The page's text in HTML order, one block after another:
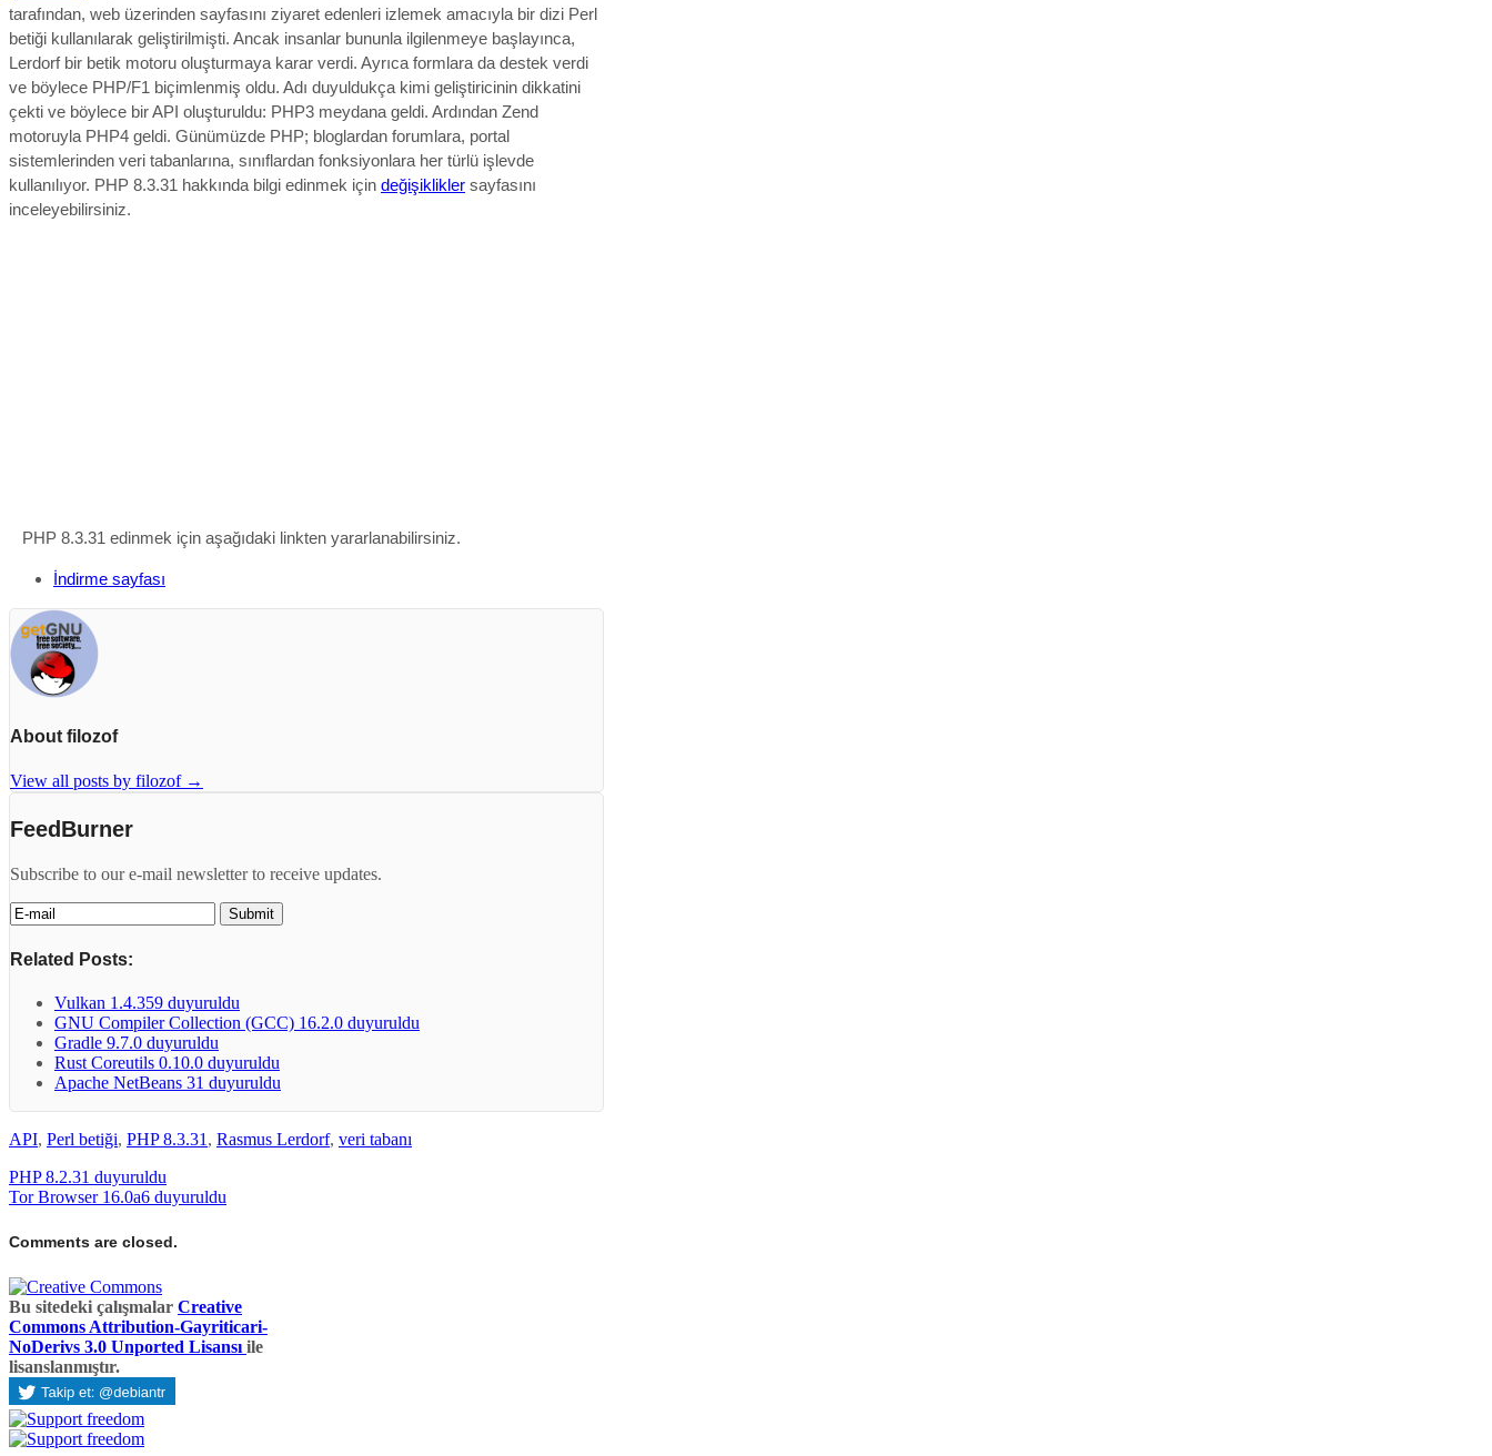
tarafından, web üzerinden sayfasını ziyaret edenleri izlemek amacıyla bir dizi Perl
betiği kullanılarak geliştirilmişti. Ancak insanlar bununla ilgilenmeye başlayınca,
Lerdorf bir betik motoru oluşturmaya karar verdi. Ayrıca formlara da destek verdi
ve böylece PHP/F1 biçimlenmiş oldu. Adı duyuldukça kimi geliştiricinin dikkatini
çekti ve böylece bir API oluşturuldu: PHP3 meydana geldi. Ardından Zend
motoruyla PHP4 geldi. Günümüzde PHP; bloglardan forumlara, portal
sistemlerinden veri tabanlarına, sınıflardan fonksiyonlara her türlü işlevde
kullanılıyor. PHP 8.3.31 hakkında bilgi edinmek için değişiklikler sayfasını
inceleyebilirsiniz.
PHP 8.3.31 edinmek için aşağıdaki linkten yararlanabilirsiniz.
İndirme sayfası
About filozof
View all posts by filozof →
FeedBurner
Subscribe to our e-mail newsletter to receive updates.
Related Posts:
Vulkan 1.4.359 duyuruldu
GNU Compiler Collection (GCC) 16.2.0 duyuruldu
Gradle 9.7.0 duyuruldu
Rust Coreutils 0.10.0 duyuruldu
Apache NetBeans 31 duyuruldu
API, Perl betiği, PHP 8.3.31 , Rasmus Lerdorf, veri tabanı
PHP 8.2.31 duyuruldu
Tor Browser 16.0a6 duyuruldu
Comments are closed.
Bu sitedeki çalışmalar Creative
Commons Attribution-Gayriticari-
NoDerivs 3.0 Unported Lisansı ile
lisanslanmıştır.